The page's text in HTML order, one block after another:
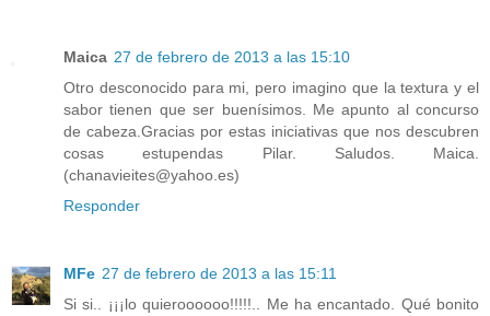
Maica 27 de febrero de 2013 a las 15:10
Otro desconocido para mi, pero imagino que la textura y el
sabor tienen que ser buenísimos. Me apunto al concurso
de cabeza.Gracias por estas iniciativas que nos descubren
cosas estupendas Pilar. Saludos. Maica.
(chanavieites@yahoo.es)
Responder
MFe 27 de febrero de 2013 a las 15:11
Si si.. ¡¡¡lo quieroooooo!!!!!.. Me ha encantado. Qué bonito